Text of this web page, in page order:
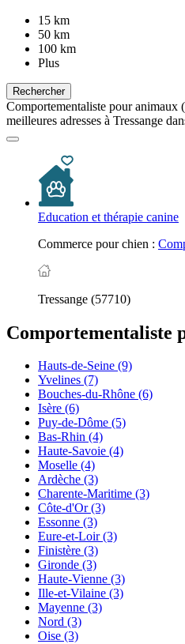
15 km
50 km
100 km
Plus
Rechercher
Comportementaliste pour animaux
meilleures adresses à Tressange
Education et thérapie canine
Commerce pour chien :
Tressange (57710)
Comportementaliste
Hauts-de-Seine (9)
Yvelines (7)
Bouches-du-Rhône (6)
Isère (6)
Puy-de-Dôme (5)
Bas-Rhin (4)
Haute-Savoie (4)
Moselle (4)
Ardèche (3)
Charente-Maritime (3)
Côte-d'Or(3)
Essonne (3)
Eure-et-Loir(3)
Finistère (3)
Gironde (3)
Haute-Vienne (3)
Ille-et-Vilaine (3)
Mayenne (3)
Nord (3)
Oise (3)